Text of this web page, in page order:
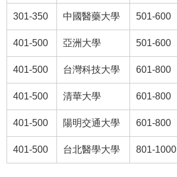
301-350 中國醫藥大學 501-600
401-500 亞洲大學 501-600
401-500 台灣科技大學 601-800
401-500 清華大學 601-800
401-500 陽明交通大學 601-800
401-500 台北醫學大學 801-1000